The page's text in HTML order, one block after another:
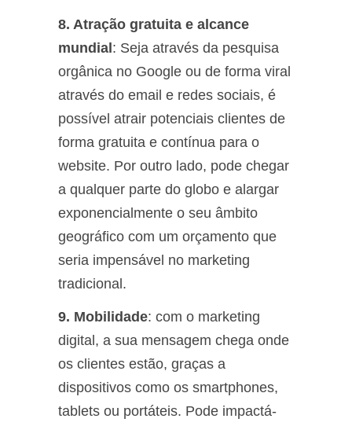
8. Atração gratuita e alcance
mundial : Seja através da pesquisa
orgânica no Google ou de forma viral
através do email e redes sociais, é
possível atrair potenciais clientes de
forma gratuita e contínua para o
website. Por outro lado, pode chegar
a qualquer parte do globo e alargar
exponencialmente o seu âmbito
geográfico com um orçamento que
seria impensável no marketing
tradicional.
9. Mobilidade: com o marketing
digital, a sua mensagem chega onde
os clientes estão, graças a
dispositivos como os smartphones,
tablets ou portáteis. Pode impactá-